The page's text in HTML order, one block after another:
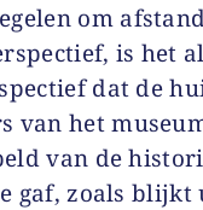
om
is het
dat de
van het
van de
gaf, zoals blijkt